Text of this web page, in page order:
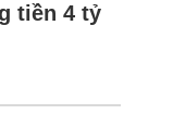
tiền 4 tỷ